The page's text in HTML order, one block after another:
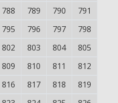
788 789 790
791
795 796 797
798
802 803 804
805
809 810 811
812
816 817 818
819